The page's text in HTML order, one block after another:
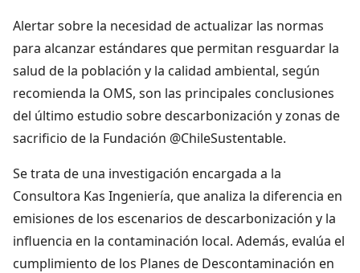
Alertar sobre la necesidad de actualizar las normas
para alcanzar estándares que permitan resguardar la
salud de la población y la calidad ambiental, según
recomienda la OMS, son las principales conclusiones
del último estudio sobre descarbonización y zonas de
sacrificio de la Fundación @ChileSustentable.
Se trata de una investigación encargada a la
Consultora Kas Ingeniería, que analiza la diferencia en
emisiones de los escenarios de descarbonización y la
influencia en la contaminación local. Además, evalúa el
cumplimiento de los Planes de Descontaminación en